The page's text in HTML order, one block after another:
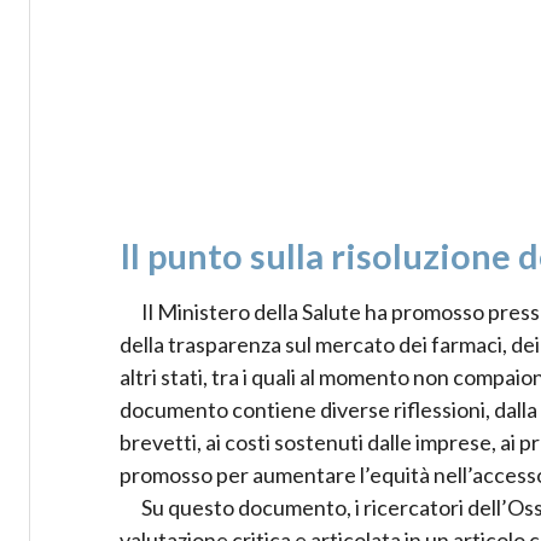
Il punto sulla risoluzione
Il Ministero della Salute ha promosso
della trasparenza sul mercato dei farmaci,
altri stati, tra i quali al momento non
documento contiene diverse riflessioni,
brevetti, ai costi sostenuti dalle imprese, ai
promosso per aumentare l’equità
Su questo documento, i ricercatori